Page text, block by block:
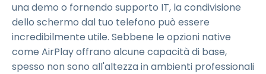
una demo o fornendo supporto IT, la condivisione
dello schermo dal tuo telefono può essere
incredibilmente utile. Sebbene le opzioni native
come AirPlay offrano alcune capacità di base,
spesso non sono all'altezza in ambienti professionali